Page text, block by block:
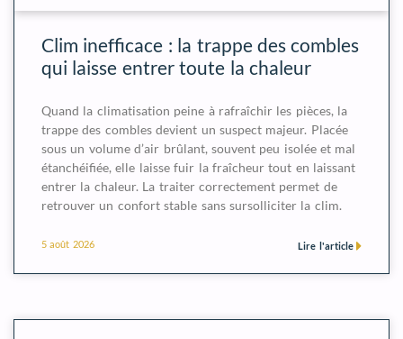
Clim inefficace : la trappe des combles
qui laisse entrer toute la chaleur
Quand la climatisation peine à rafraîchir les pièces, la
trappe des combles devient un suspect majeur. Placée
sous un volume d’air brûlant, souvent peu isolée et mal
étanchéifiée, elle laisse fuir la fraîcheur tout en laissant
entrer la chaleur. La traiter correctement permet de
retrouver un confort stable sans sursolliciter la clim.
Lire l'article
5 août 2026